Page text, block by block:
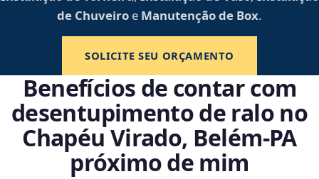
de Chuveiro e Manutenção de Box.
SOLICITE SEU ORÇAMENTO
Benefícios de contar com
desentupimento de ralo no
Chapéu Virado, Belém‑PA
próximo de mim